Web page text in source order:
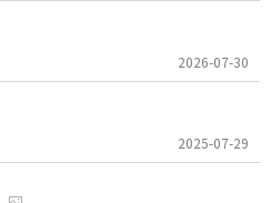
2026-07-30
2025-07-29